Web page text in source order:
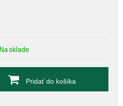
Na sklade
Pridať do košíka